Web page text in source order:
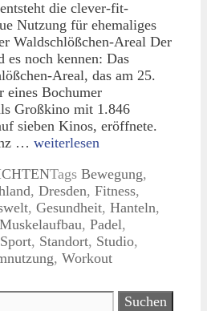
die clever-fit-
Nutzung für ehemaliges
Waldschlößchen-Areal Der
es noch kennen: Das
Areal, das am 25.
eines Bochumer
Großkino mit 1.846
sieben Kinos, eröffnete.
… weiterlesen
Tags Bewegung,
, Dresden, Fitness,
, Gesundheit, Hanteln,
Muskelaufbau, Padel,
Sport, Standort, Studio,
, Workout